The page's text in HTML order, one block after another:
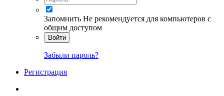
Запомнить Не рекомендуется для компьютеров с
общим доступом
Войти
Забыли пароль?
Регистрация